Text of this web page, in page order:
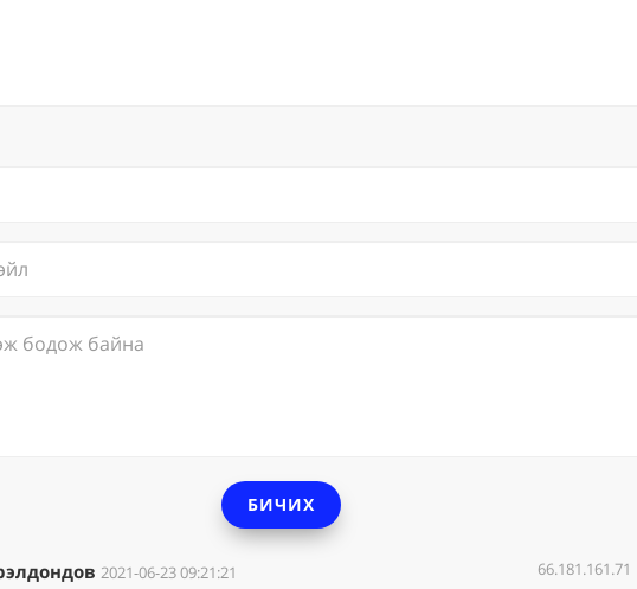
БИЧИХ
2021-06-23 09:21:21 66.181.161.71